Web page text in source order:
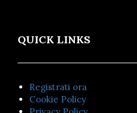
QUICK LINKS
Registrati ora
Cookie Policy